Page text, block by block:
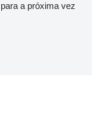
a próxima vez